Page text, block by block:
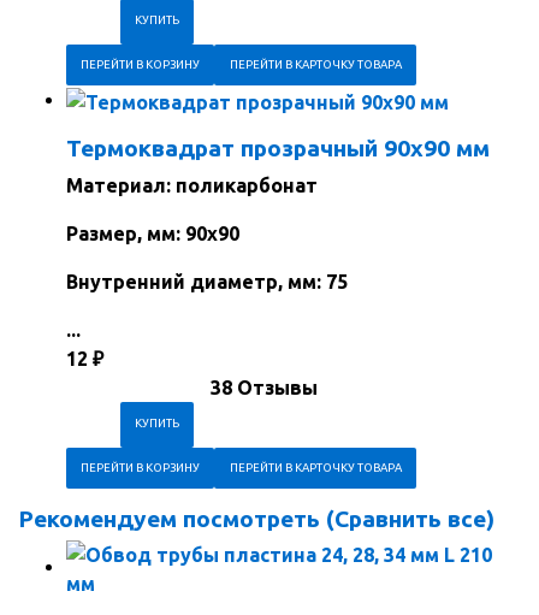
ПЕРЕЙТИ В КОРЗИНУ ПЕРЕЙТИ В КАРТОЧКУ ТОВАРА
Термоквадрат прозрачный 90х90 мм
Материал: поликарбонат
Размер, мм: 90х90
Внутренний диаметр, мм: 75
...
12 ₽
38 Отзывы
ПЕРЕЙТИ В КОРЗИНУ ПЕРЕЙТИ В КАРТОЧКУ ТОВАРА
Рекомендуем посмотреть (Сравнить все)